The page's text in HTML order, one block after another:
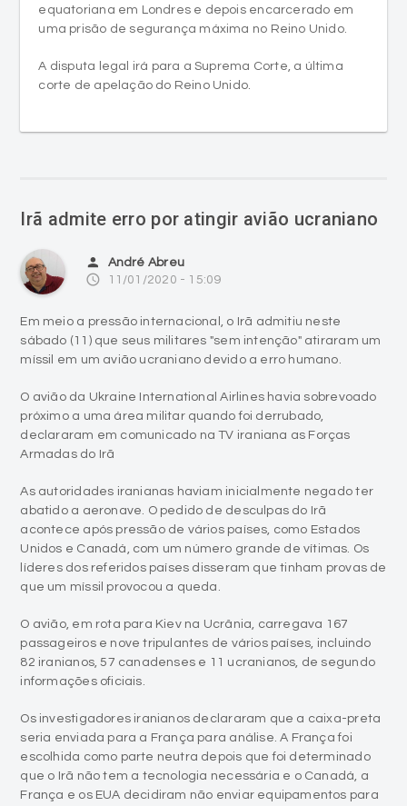
equatoriana em Londres e depois encarcerado em
uma prisão de segurança máxima no Reino Unido.
A disputa legal irá para a Suprema Corte, a última
corte de apelação do Reino Unido.
Irã admite erro por atingir avião ucraniano
person André Abreu
access_time 11/01/2020 - 15:09
Em meio a pressão internacional, o Irã admitiu neste
sábado (11) que seus militares "sem intenção" atiraram um
míssil em um avião ucraniano devido a erro humano.
O avião da Ukraine International Airlines havia sobrevoado
próximo a uma área militar quando foi derrubado,
declararam em comunicado na TV iraniana as Forças
Armadas do Irã
As autoridades iranianas haviam inicialmente negado ter
abatido a aeronave. O pedido de desculpas do Irã
acontece após pressão de vários países, como Estados
Unidos e Canadá, com um número grande de vítimas. Os
líderes dos referidos países disseram que tinham provas de
que um míssil provocou a queda.
O avião, em rota para Kiev na Ucrânia, carregava 167
passageiros e nove tripulantes de vários países, incluindo
82 iranianos, 57 canadenses e 11 ucranianos, de segundo
informações oficiais.
Os investigadores iranianos declararam que a caixa-preta
seria enviada para a França para análise. A França foi
escolhida como parte neutra depois que foi determinado
que o Irã não tem a tecnologia necessária e o Canadá, a
França e os EUA decidiram não enviar equipamentos para